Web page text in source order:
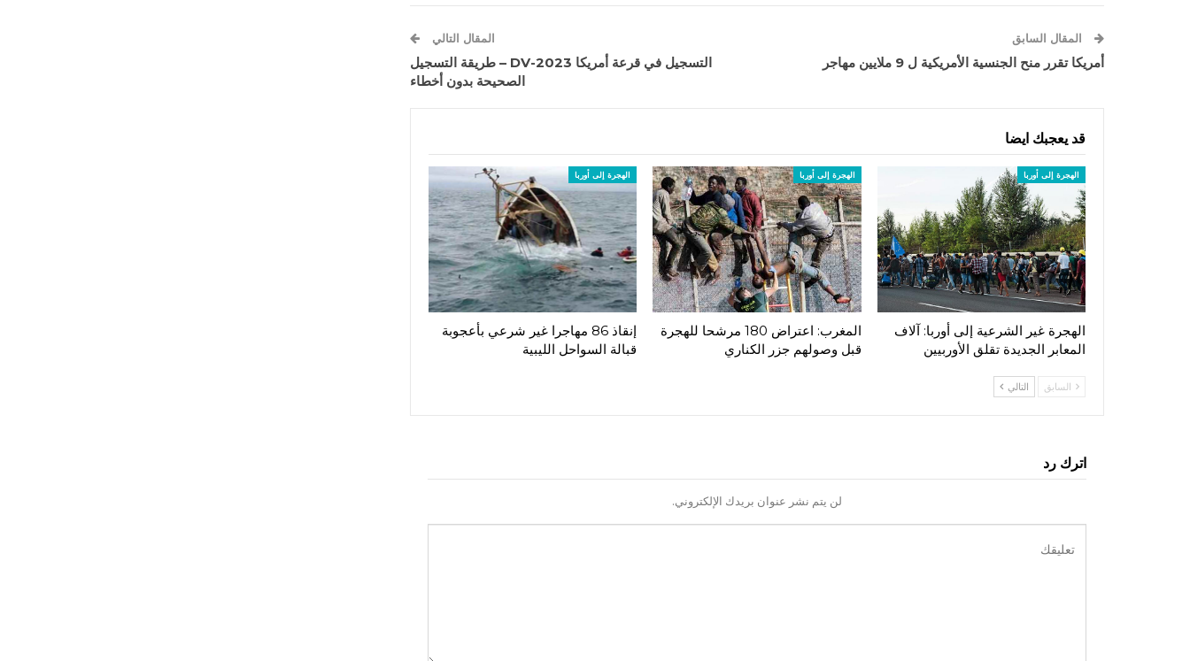
المقال السابق
أمريكا تقرر منح الجنسية الأمريكية ل 9 ملايين مهاجر
المقال التالي
التسجيل في قرعة أمريكا DV-2023 – طريقة التسجيل
الصحيحة بدون أخطاء
قد يعجبك ايضا
الهجرة إلى أوربا
الهجرة غير الشرعية إلى أوربا: آلاف
المعابر الجديدة تقلق الأوربيين
الهجرة إلى أوربا
المغرب: اعتراض 180 مرشحا للهجرة
قبل وصولهم جزر الكناري
الهجرة إلى أوربا
إنقاذ 86 مهاجرا غير شرعي بأعجوبة
قبالة السواحل الليبية
السابق التالي
اترك رد
لن يتم نشر عنوان بريدك الإلكتروني.